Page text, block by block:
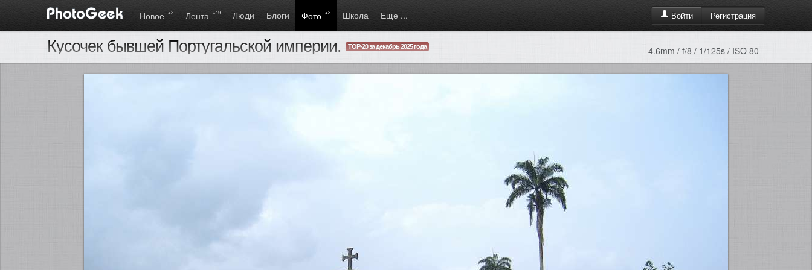
Войти Регистрация
Новое +3 Лента +19 Люди Блоги Фото +3 Школа Еще ...
Кусочек бывшей Португальской империи. TOP-20 за декабрь 2025 года 4.6mm / f/8 / 1/125s / ISO 80